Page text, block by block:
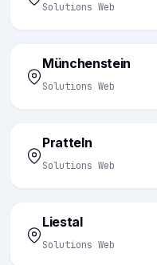
Solutions Web
Münchenstein
Solutions Web
Pratteln
Solutions Web
Liestal
Solutions Web